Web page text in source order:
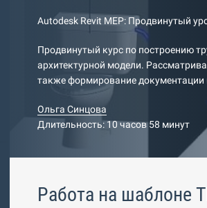
Autodesk Revit MEP: Продвинутый
Продвинутый курс по построению
архитектурной модели.
также формирование документации
Ольга Синцова
Длительность: 10 часов 58 минут
Работа на шаблоне